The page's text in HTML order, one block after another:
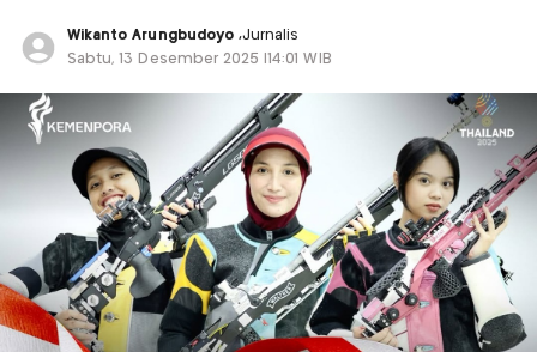
Wikanto Arungbudoyo ,Jurnalis
Sabtu, 13 Desember 2025 |14:01 WIB